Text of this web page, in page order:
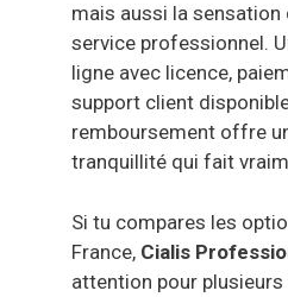
mais aussi la sensation
service professionnel.
ligne avec licence,
support client
remboursement offre
tranquillité qui fait
Si tu compares les
France, Cialis
attention pour